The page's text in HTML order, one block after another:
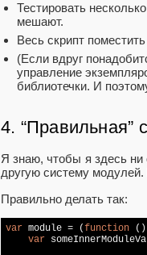
Тестировать
мешают.
Весь скрипт
(Если вдруг
управление
библиотечки. И
4. “Правильная”
Я знаю, чтобы я здесь ни
другую систему
Правильно делать так:
var module = (function ( )
var